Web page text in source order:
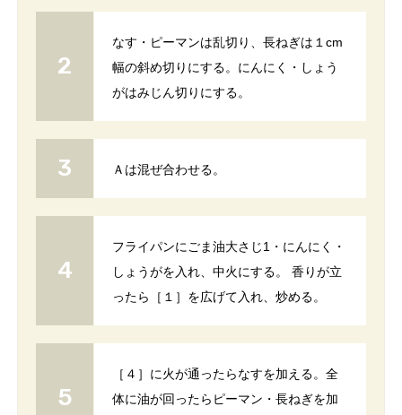
なす・ピーマンは乱切り、長ねぎは１cm
幅の斜め切りにする。にんにく・しょう
がはみじん切りにする。
Ａは混ぜ合わせる。
フライパンにごま油大さじ1・にんにく・
しょうがを入れ、中火にする。 香りが立
ったら［１］を広げて入れ、炒める。
［４］に火が通ったらなすを加える。全
体に油が回ったらピーマン・長ねぎを加